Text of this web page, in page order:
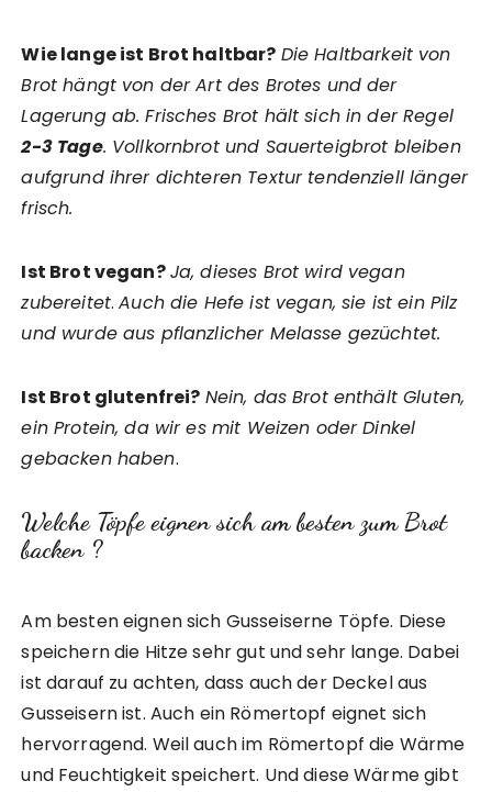
Wie lange ist Brot haltbar? Die Haltbarkeit von
Brot hängt von der Art des Brotes und der
Lagerung ab. Frisches Brot hält sich in der Regel
2-3 Tage. Vollkornbrot und Sauerteigbrot bleiben
aufgrund ihrer dichteren Textur tendenziell länger
frisch.
Ist Brot vegan?Ja, dieses Brot wird vegan
zubereitet.Auch die Hefe ist vegan, sie ist ein Pilz
und wurde aus pflanzlicher Melasse gezüchtet.
Ist Brot glutenfrei? Nein, das Brot enthält Gluten,
ein Protein, da wir es mit Weizen oder Dinkel
gebacken haben.
Welche Töpfe eignen sich am besten zum Brot
backen ?
Am besten eignen sich Gusseiserne Töpfe. Diese
speichern die Hitze sehr gut und sehr lange. Dabei
ist darauf zu achten, dass auch der Deckel aus
Gusseisern ist. Auch ein Römertopf eignet sich
hervorragend. Weil auch im Römertopf die Wärme
und Feuchtigkeit speichert. Und diese Wärme gibt